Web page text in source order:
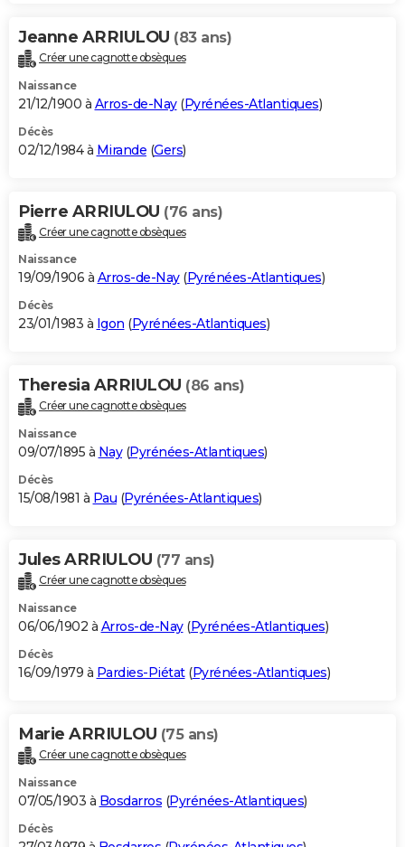
Jeanne ARRIULOU (83 ans)
Créer une cagnotte obsèques
Naissance
21/12/1900 à Arros-de-Nay(Pyrénées-Atlantiques)
Décès
02/12/1984 à Mirande (Gers)
Pierre ARRIULOU (76 ans)
Créer une cagnotte obsèques
Naissance
19/09/1906 à Arros-de-Nay(Pyrénées-Atlantiques)
Décès
23/01/1983 à Igon (Pyrénées-Atlantiques)
Theresia ARRIULOU (86 ans)
Créer une cagnotte obsèques
Naissance
09/07/1895 à Nay(Pyrénées-Atlantiques)
Décès
15/08/1981 à Pau (Pyrénées-Atlantiques)
Jules ARRIULOU (77 ans)
Créer une cagnotte obsèques
Naissance
06/06/1902 à Arros-de-Nay(Pyrénées-Atlantiques)
Décès
16/09/1979 à Pardies-Piétat(Pyrénées-Atlantiques)
Marie ARRIULOU (75 ans)
Créer une cagnotte obsèques
Naissance
07/05/1903 à Bosdarros (Pyrénées-Atlantiques)
Décès